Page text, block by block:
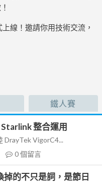
線！邀請你用技術交流，
鐵人賽
整合運用
DrayTek VigorC4...
0個留言
的不只是詞，是節日